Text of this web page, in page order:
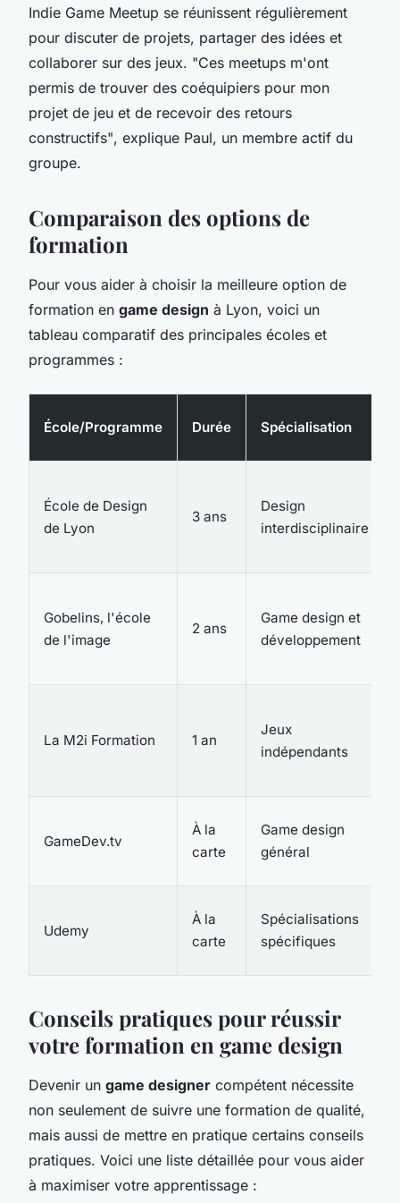
Indie Game Meetup se réunissent régulièrement
pour discuter de projets, partager des idées et
collaborer sur des jeux. "Ces meetups m'ont
permis de trouver des coéquipiers pour mon
projet de jeu et de recevoir des retours
constructifs", explique Paul, un membre actif du
groupe.
Comparaison des options de
formation
Pour vous aider à choisir la meilleure option de
formation en game design à Lyon, voici un
tableau comparatif des principales écoles et
programmes :
École/Programme Durée Spécialisation
École de Design
de Lyon
3 ans
Design
interdisciplinaire
Gobelins, l'école
de l'image
2 ans
Game design et
développement
La M2i Formation 1 an
Jeux
indépendants
GameDev.tv
À la
carte
Game design
général
Udemy
À la
carte
Spécialisations
spécifiques
Conseils pratiques pour réussir
votre formation en game design
Devenir un game designer compétent nécessite
non seulement de suivre une formation de qualité,
mais aussi de mettre en pratique certains conseils
pratiques. Voici une liste détaillée pour vous aider
à maximiser votre apprentissage :